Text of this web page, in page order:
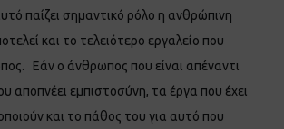
παίζει σημαντικό ρόλο η ανθρώπινη
και το τελειότερο εργαλείο που
Εάν ο άνθρωπος που είναι απέναντι
αποπνέει εμπιστοσύνη, τα έργα που έχει
και το πάθος του για αυτό που